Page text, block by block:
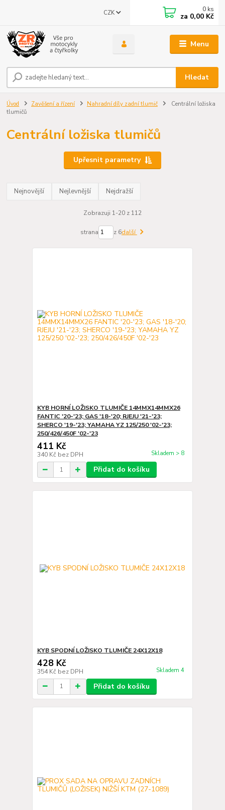
Menu
CZK
Hledat
0 ks
za 0,00 Kč
Úvod Zavěšení a řízení Nahradní díly zadní tlumič
Centrální ložiska
tlumičů
Centrální ložiska tlumičů
Upřesnit parametry
Nejnovější Nejlevnější Nejdražší
Zobrazuji 1-20 z 112
strana z 6další
KYB HORNÍ LOŽISKO TLUMIČE 14MMX14MMX26
FANTIC '20-'23; GAS '18-'20; RJEJU '21-'23;
SHERCO '19-'23; YAMAHA YZ 125/250 '02-'23;
250/426/450F '02-'23
411 Kč
340 Kč bez DPH Skladem > 8
Přidat do košíku
KYB SPODNÍ LOŽISKO TLUMIČE 24X12X18
428 Kč
354 Kč bez DPH Skladem 4
Přidat do košíku